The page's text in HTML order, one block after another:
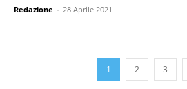
Redazione - 28 Aprile 2021
1 2 3